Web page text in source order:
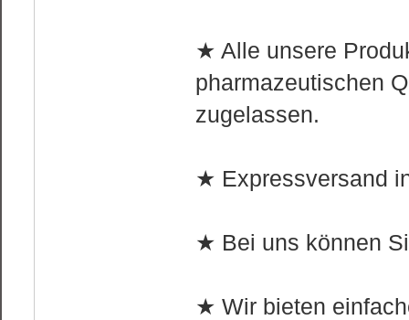
★ Alle unsere
pharmazeutischen
zugelassen.
★ Expressversand
★ Bei uns können
★ Wir bieten